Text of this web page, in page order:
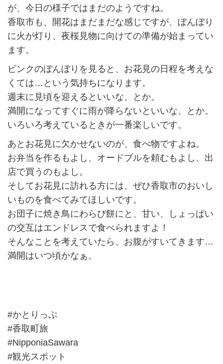
が、今日の様子ではまだのようですね。
香取市も、開花はまだまだな感じですが、ぼんぼり
に火が灯り、夜桜見物に向けての準備が始まってい
ます。
ピンクのぼんぼりを見ると、お花見の日程を考えな
くては…という気持ちになります。
週末に見頃を迎えるといいな、とか。
満開になってすぐに雨が降らないといいな、とか。
いろいろ考えているときが一番楽しいです。
あとお花見に欠かせないのが、食べ物ですよね。
お弁当を作るもよし、オードブルを頼むもよし、出
店で買うのもよし。
そしてお花見に訪れる方には、ぜひ香取市のおいし
いものを食べてみてほしいです。
お団子に焼き鳥にわらび餅にと、甘い、しょっぱい
の交互はエンドレスで食べられますよ！
そんなことを考えていたら、お腹がすいてきます…
満開はいつ頃かなぁ。
#かとりっぷ
#香取町旅
#NipponiaSawara
#観光スポット